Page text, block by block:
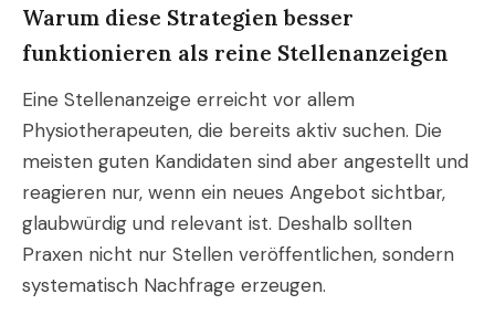
Warum diese Strategien besser
funktionieren als reine Stellenanzeigen
Eine Stellenanzeige erreicht vor allem
Physiotherapeuten, die bereits aktiv suchen. Die
meisten guten Kandidaten sind aber angestellt und
reagieren nur, wenn ein neues Angebot sichtbar,
glaubwürdig und relevant ist. Deshalb sollten
Praxen nicht nur Stellen veröffentlichen, sondern
systematisch Nachfrage erzeugen.